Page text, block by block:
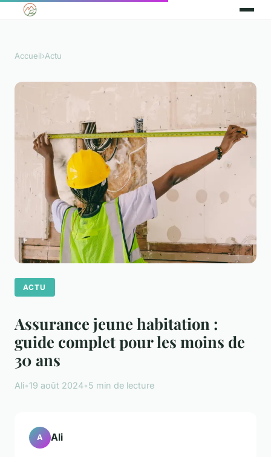
Accueil›Actu
ACTU
Assurance jeune habitation :
guide complet pour les moins de
30 ans
Ali•19 août 2024•5 min de lecture
A Ali